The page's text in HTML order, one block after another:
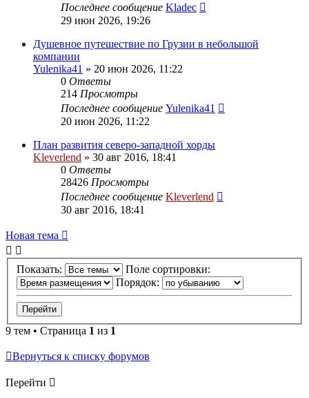
Последнее сообщение Kladec
29 июн 2026, 19:26
Душевное путешествие по Грузии в небольшой
компании
Yulenika41 » 20 июн 2026, 11:22
0 Ответы
214 Просмотры
Последнее сообщение Yulenika41
20 июн 2026, 11:22
План развития северо-западной хорды
Kleverlend » 30 авг 2016, 18:41
0 Ответы
28426 Просмотры
Последнее сообщение Kleverlend
30 авг 2016, 18:41
Новая тема
Показать:
Поле сортировки:
Порядок:
9 тем • Страница 1 из 1
Вернуться к списку форумов
Перейти